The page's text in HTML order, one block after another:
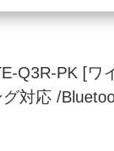
Q3R-PK [ワ
対応 /